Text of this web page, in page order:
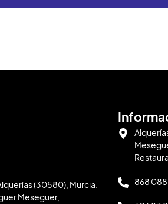
(30580), Murcia.
Meseguer,
868